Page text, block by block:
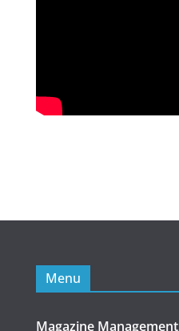
Menu
Magazine Management